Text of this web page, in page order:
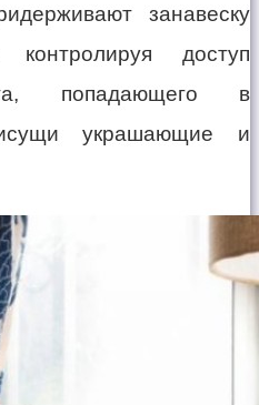
занавеску
доступ
попадающего в
украшающие и